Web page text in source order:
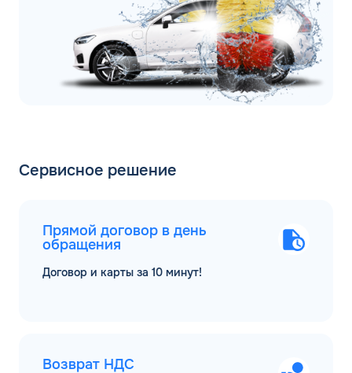
Сервисное решение
Прямой договор в день
обращения
Договор и карты за 10 минут!
Возврат НДС